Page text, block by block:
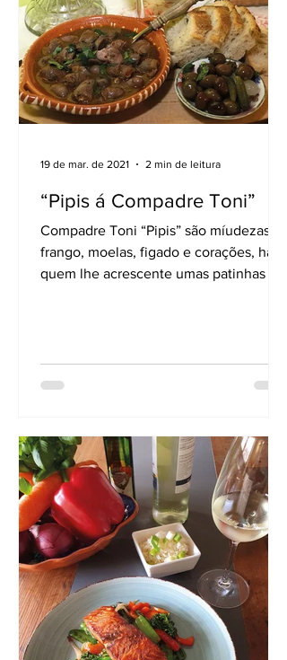
“Pipis á Compadre Toni”
Compadre Toni “Pipis” são míudezas de
frango, moelas, figado e corações, há
quem lhe acrescente umas patinhas ou
19 de mar. de 2021 2 min de leitura